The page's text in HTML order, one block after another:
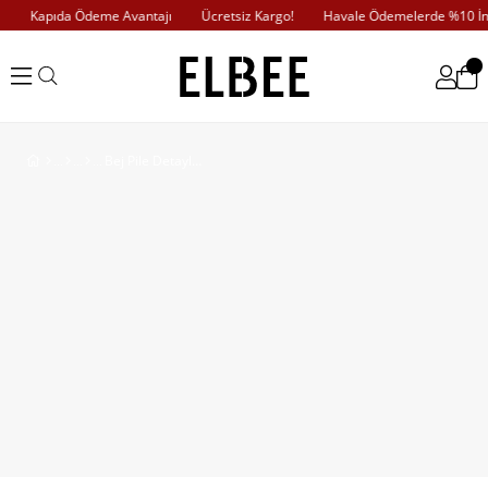
Kapıda Ödeme Avantajı Ücretsiz Kargo! Havale Ödemelerde %10